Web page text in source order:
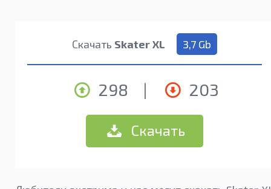
Скачать Skater XL 3,7 Gb
298 | 203
Скачать